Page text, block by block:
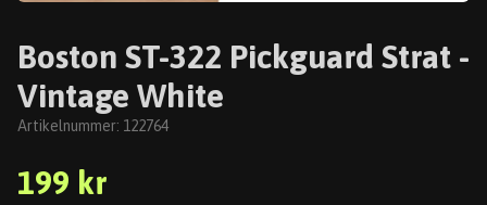
Boston ST-322 Pickguard Strat -
Vintage White
Artikelnummer: 122764
199 kr